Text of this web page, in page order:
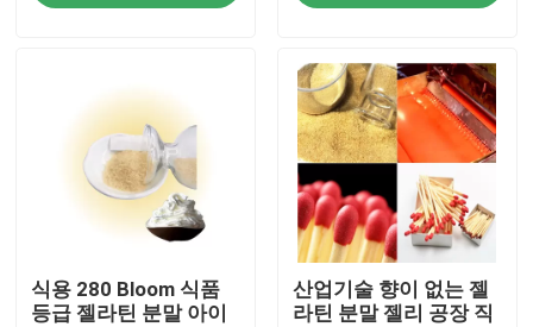
저희와 연락
인용 을 요청 하십시오
식품 등급 젤라틴 분말
식용인 젤라틴 분말
식용 280 Bloom 식품
등급 젤라틴 분말 아이
산업기술 향이 없는 젤
라틴 분말 젤리 공장 직